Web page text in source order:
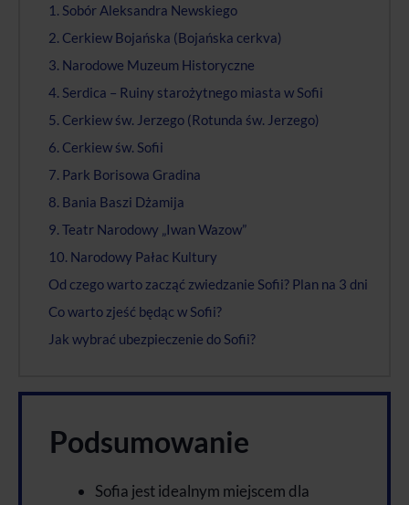
Podsumowanie
Sofia jest idealnym miejscem dla
1. Sobór Aleksandra Newskiego
2. Cerkiew Bojańska (Bojańska cerkva)
3. Narodowe Muzeum Historyczne
4. Serdica – Ruiny starożytnego miasta w Sofii
5. Cerkiew św. Jerzego (Rotunda św. Jerzego)
6. Cerkiew św. Sofii
7. Park Borisowa Gradina
8. Bania Baszi Dżamija
9. Teatr Narodowy „Iwan Wazow”
10. Narodowy Pałac Kultury
Od czego warto zacząć zwiedzanie Sofii? Plan na 3 dni
Co warto zjeść będąc w Sofii?
Jak wybrać ubezpieczenie do Sofii?